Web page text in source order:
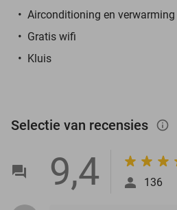
Airconditioning en verwarming
Gratis wifi
Kluis
Selectie van recensies info_outlined
9,4 136